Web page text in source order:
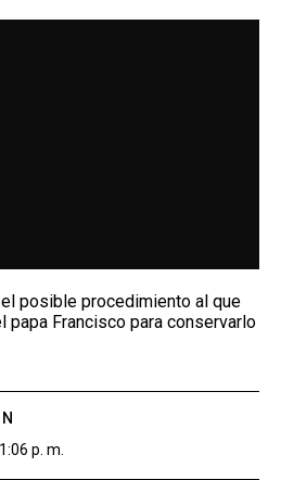
posible procedimiento al que
Francisco para conservarlo
p. m.